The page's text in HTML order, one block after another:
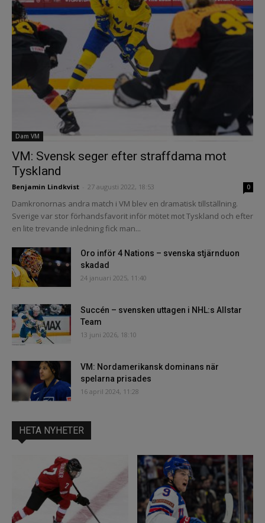
Dam VM
VM: Svensk seger efter straffdama mot
Tyskland
Benjamin Lindkvist 27 augusti 2022, 18:53 0
Damkronornas andra match i VM blev en dramatisk tillställning.
Sverige var stor förhandsfavorit inför mötet mot Tyskland och efter
en lite trevande inledning fick man...
Oro inför 4 Nations – svenska stjärnduon
skadad
24 januari 2025, 11:40
Succén – svensken uttagen i NHL:s Allstar
Team
13 juni 2026, 18:10
VM: Nordamerikansk dominans när
spelarna prisades
16 april 2024, 11:28
HETA NYHETER